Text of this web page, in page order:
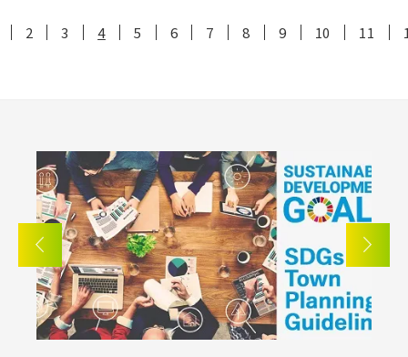
2 3 4 5 6 7 8 9 10 11